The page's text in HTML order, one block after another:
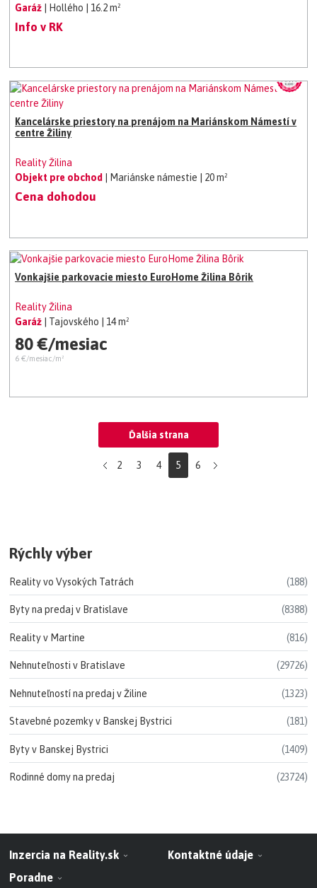
Garáž
| Hollého | 16.2 m²
Info v RK
Kancelárske priestory na prenájom na Mariánskom Námestí v
centre Žiliny
Reality Žilina
Objekt pre obchod
| Mariánske námestie | 20 m²
Cena dohodou
Vonkajšie parkovacie miesto EuroHome Žilina Bôrik
Reality Žilina
Garáž
| Tajovského | 14 m²
80 €/mesiac
6 €/mesiac/m²
Ďalšia strana
2 3 4 5 6
Rýchly výber
Reality vo Vysokých Tatrách (188)
Byty na predaj v Bratislave (8388)
Reality v Martine (816)
Nehnuteľnosti v Bratislave (29726)
Nehnuteľností na predaj v Žiline (1323)
Stavebné pozemky v Banskej Bystrici (181)
Byty v Banskej Bystrici (1409)
Rodinné domy na predaj (23724)
Inzercia na Reality.sk
Kontaktné údaje
Poradne